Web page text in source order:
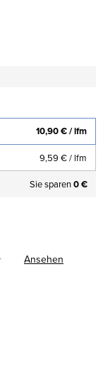
10,90 €/ lfm
9,59 €/ lfm
Sie sparen0 €
Ansehen